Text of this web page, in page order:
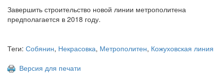
Завершить строительство новой линии метрополитена
предполагается в 2018 году.
Теги: Собянин, Некрасовка, Метрополитен, Кожуховская линия
Версия для печати